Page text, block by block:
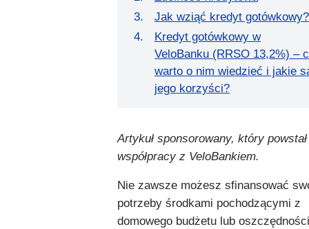
Jak wziąć kredyt gotówkowy?
Kredyt gotówkowy w
VeloBanku (RRSO 13,2%) –
warto o nim wiedzieć i jakie
jego korzyści?
Artykuł sponsorowany, który
współpracy z VeloBankiem.
Nie zawsze możesz sfinansować
potrzeby środkami pochodzącymi z
domowego budżetu lub